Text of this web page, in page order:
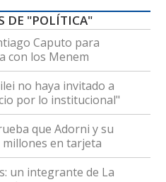
DE "POLÍTICA"
Caputo para
con los Menem
no haya invitado a
por lo institucional"
que Adorni y su
en tarjeta
un integrante de La